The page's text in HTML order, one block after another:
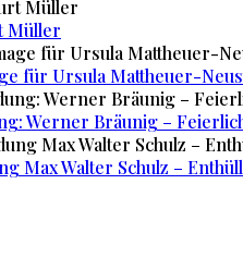
Müller
für Ursula Mattheuer-
Werner Bräunig –
Max Walter Schulz –